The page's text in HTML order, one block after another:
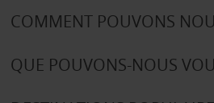
COMMENT POUVONS
QUE POUVONS-NOUS